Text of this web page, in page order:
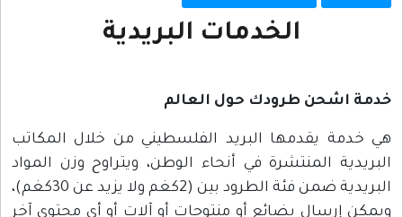
الخدمات البريدية
خدمة اشحن طرودك حول العالم
هي خدمة يقدمها البريد الفلسطيني من خلال المكاتب
البريدية المنتشرة في أنحاء الوطن، ويتراوح وزن المواد
البريدية ضمن فئة الطرود بين (2كغم ولا يزيد عن 30كغم)،
ويمكن إرسال بضائع أو منتوجات أو آلات أو أي محتوى آخر